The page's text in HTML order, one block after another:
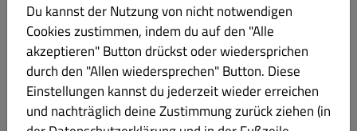
mit Tomaten, Büffelmozzarella, gehobelten
Parmesan, Schinken, Cherrytomaten,
Pinienkerne und Basilikum
Du kannst der Nutzung von nicht notwendigen
Cookies zustimmen, indem du auf den "Alle
akzeptieren" Button drückst oder wiedersprichen
durch den "Allen wiedersprechen" Button. Diese
Einstellungen kannst du jederzeit wieder erreichen
und nachträglich deine Zustimmung zurück ziehen (in